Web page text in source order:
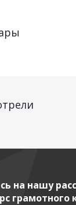
на нашу
грамотного